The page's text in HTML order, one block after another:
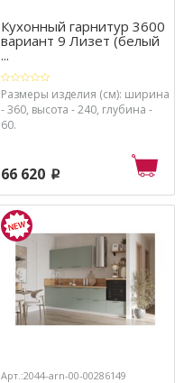
Кухонный гарнитур 3600
вариант 9 Лизет (белый
...
Размеры изделия (см): ширина
- 360, высота - 240, глубина -
60.
66 620 p
Арт.:2044-arn-00-00286149